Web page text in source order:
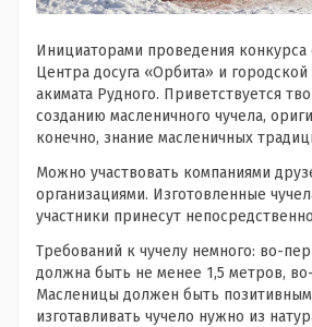
Инициаторами проведения конкурса
Центра досуга «Орбита» и
акимата Рудного. Приветствуется
созданию масленичного чучела,
конечно, знание масленичных
Можно участвовать компаниями
организациями. Изготовленные
участники принесут
Требований к чучелу немного: во-
должна быть не менее 1,5 метров,
Масленицы должен быть
изготавливать чучело нужно из